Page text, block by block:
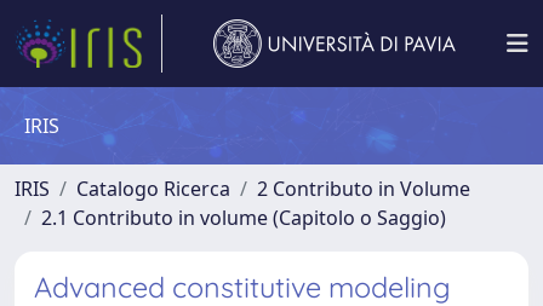
IRIS
IRIS Catalogo Ricerca
2 Contributo in Volume
2.1 Contributo in volume (Capitolo o Saggio)
Advanced constitutive modeling